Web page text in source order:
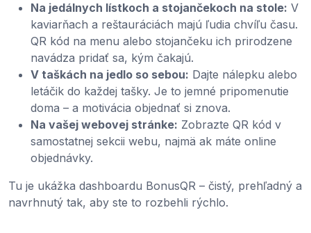
Na jedálnych lístkoch a stojančekoch na stole: V
kaviarňach a reštauráciách majú ľudia chvíľu času.
QR kód na menu alebo stojančeku ich prirodzene
navádza pridať sa, kým čakajú.
V taškách na jedlo so sebou: Dajte nálepku alebo
letáčik do každej tašky. Je to jemné pripomenutie
doma – a motivácia objednať si znova.
Na vašej webovej stránke: Zobrazte QR kód v
samostatnej sekcii webu, najmä ak máte online
objednávky.
Tu je ukážka dashboardu BonusQR – čistý, prehľadný a
navrhnutý tak, aby ste to rozbehli rýchlo.